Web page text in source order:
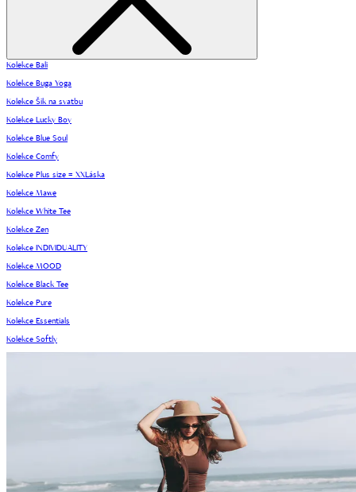
Kolekce Bali
Kolekce Buga Yoga
Kolekce Šik na svatbu
Kolekce Lucky Boy
Kolekce Blue Soul
Kolekce Comfy
Kolekce Plus size = XXLáska
Kolekce Mawe
Kolekce White Tee
Kolekce Zen
Kolekce INDIVIDUALITY
Kolekce MOOD
Kolekce Black Tee
Kolekce Pure
Kolekce Essentials
Kolekce Softly